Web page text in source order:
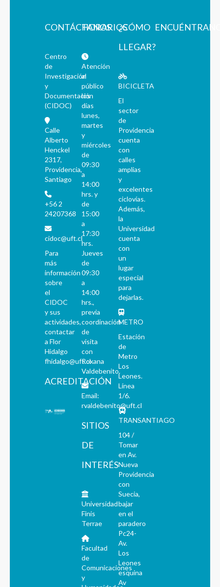
CONTÁCTANOS
Centro
de
Investigación
y
Documentación
(CIDOC)
Calle
Alberto
Henckel
2317,
Providencia,
Santiago
+56 2
24207368
cidoc@uft.cl
Para
más
información
sobre
el
CIDOC
y sus
actividades,
contactar
a Flor
Hidalgo
fhidalgo@uft.cl
ACREDITACIÓN
HORARIOS
Atención
al
público
los
días
lunes,
martes
y
miércoles
de
09:30
a
14:00
hrs. y
de
15:00
a
17:30
hrs.
Jueves
de
09:30
a
14:00
hrs.,
previa
coordinación
de
visita
con
Roxana
Valdebenito.
Email:
rvaldebenito@uft.cl
SITIOS
DE
INTERÉS
Universidad
Finis
Terrae
Facultad
de
Comunicaciones
y
¿CÓMO
LLEGAR?
BICICLETA
El
sector
de
Providencia
cuenta
con
calles
amplias
y
excelentes
ciclovías.
Además,
la
Universidad
cuenta
con
un
lugar
especial
para
dejarlas.
METRO
Estación
de
Metro
Los
Leones.
Línea
1/6.
TRANSANTIAGO
104 /
Tomar
en Av.
Nueva
Providencia
con
Suecia,
bajar
en el
paradero
Pc24-
Av.
Los
Leones
esquina
Av